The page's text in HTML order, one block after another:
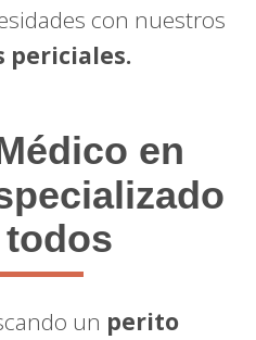
con nuestros
periciales.
en
un perito